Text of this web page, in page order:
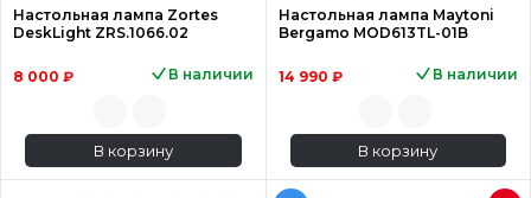
Настольная лампа Zortes
DeskLight ZRS.1066.02
8 000 ₽ В наличии
В корзину
Настольная лампа Maytoni
Bergamo MOD613TL-01B
14 990 ₽ В наличии
В корзину